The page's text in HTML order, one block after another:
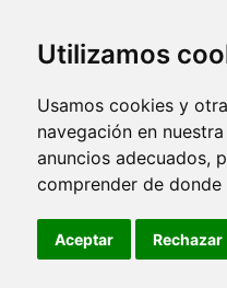
Utilizamos
Usamos cookies y
navegación en
anuncios adecuados,
comprender de
Aceptar Rechazar